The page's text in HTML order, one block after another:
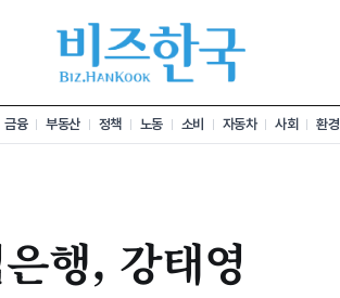
금융 부동산 정책 노동 소비 자동차 사회 환경
행, 강태영